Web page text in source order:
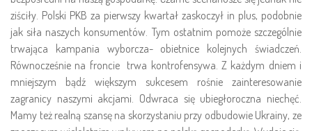
ziściły. Polski PKB za pierwszy kwartał zaskoczył in plus, podobnie
jak siła naszych konsumentów. Tym ostatnim pomoże szczególnie
trwająca kampania wyborcza- obietnice kolejnych świadczeń.
Równocześnie na froncie trwa kontrofensywa. Z każdym dniem i
mniejszym bądź większym sukcesem rośnie zainteresowanie
zagranicy naszymi akcjami. Odwraca się ubiegłoroczna niechęć.
Mamy też realną szansę na skorzystaniu przy odbudowie Ukrainy, ze